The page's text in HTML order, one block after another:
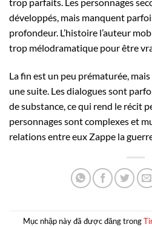
développés, mais manquent
profondeur. L’histoire l’auteur
trop mélodramatique pour être
La fin est un peu prématurée,
une suite. Les dialogues sont
de substance, ce qui rend le récit
personnages sont complexes et
relations entre eux Zappe la
Mục nhập này đã được đăng trong